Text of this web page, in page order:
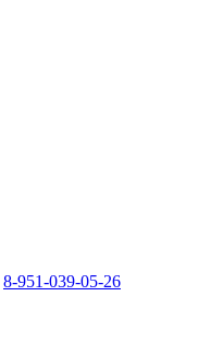
8-951-039-05-26